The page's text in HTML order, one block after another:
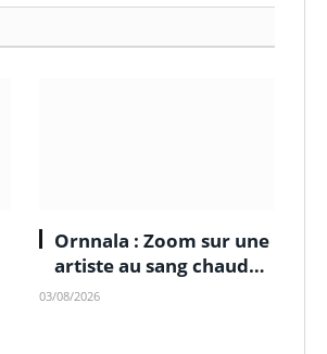
Ornnala : Zoom sur une
artiste au sang chaud…
03/08/2026